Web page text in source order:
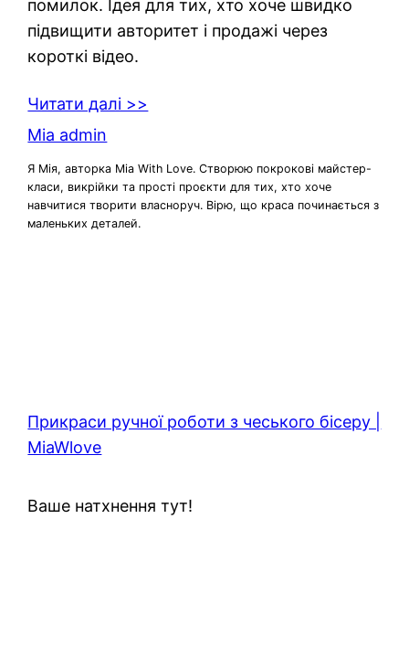
помилок. Ідея для тих, хто хоче швидко
підвищити авторитет і продажі через
короткі відео.
Читати далі >>
Mia admin
Я Мія, авторка Mia With Love. Створюю покрокові майстер-
класи, викрійки та прості проєкти для тих, хто хоче
навчитися творити власноруч. Вірю, що краса починається з
маленьких деталей.
Прикраси ручної роботи з чеського бісеру |
MiaWlove
Ваше натхнення тут!